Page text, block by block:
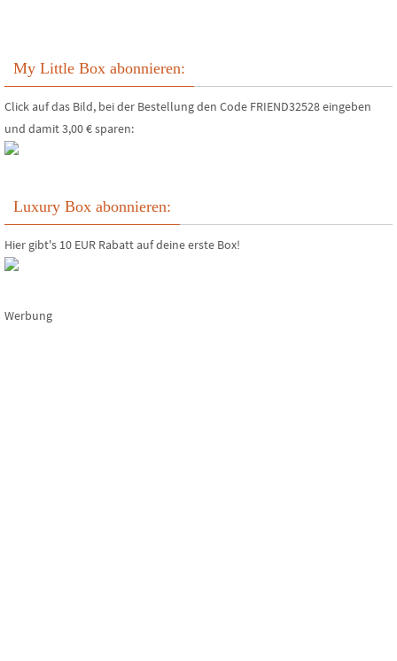
My Little Box abonnieren:
Click auf das Bild, bei der Bestellung den Code FRIEND32528 eingeben
und damit 3,00 € sparen:
Luxury Box abonnieren:
Hier gibt's 10 EUR Rabatt auf deine erste Box!
Werbung